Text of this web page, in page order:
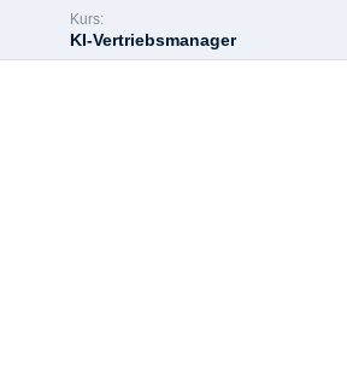
Kurs:
KI-Vertriebsmanager